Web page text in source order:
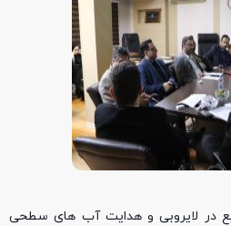
در لایروبی و هدایت آب های سطحی